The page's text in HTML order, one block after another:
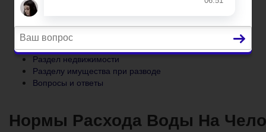
Главная
Основания и порядок развода
Развод при беременности
Раздел недвижимости
Разделу имущества при разводе
Вопросы и ответы
Нормы Расхода Воды На